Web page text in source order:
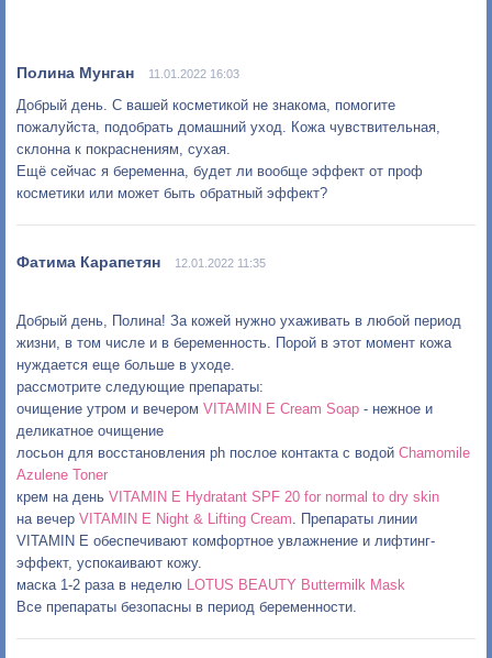
11.01.2022 16:03
Добрый день. С вашей косметикой не знакома, помогите
пожалуйста, подобрать домашний уход. Кожа чувствительная,
склонна к покраснениям, сухая.
Ещё сейчас я беременна, будет ли вообще эффект от проф
косметики или может быть обратный эффект?
12.01.2022 11:35
Добрый день, Полина! За кожей нужно ухаживать в любой период
жизни, в том числе и в беременность. Порой в этот момент кожа
нуждается еще больше в уходе.
рассмотрите следующие препараты:
очищение утром и вечером VITAMIN E Cream Soap - нежное и
деликатное очищение
лосьон для восстановления ph послое контакта с водой Chamomile
Azulene Toner
крем на день VITAMIN E Hydratant SPF 20 for normal to dry skin
на вечер VITAMIN E Night & Lifting Cream . Препараты линии
VITAMIN E обеспечивают комфортное увлажнение и лифтинг-
эффект, успокаивают кожу.
маска 1-2 раза в неделю
LOTUS BEAUTY Buttermilk Mask
Все препараты безопасны в период беременности.